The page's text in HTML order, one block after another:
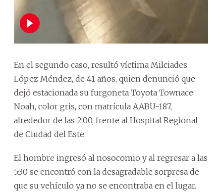
En el segundo caso, resultó víctima Milciades
López Méndez, de 41 años, quien denunció que
dejó estacionada su furgoneta Toyota Townace
Noah, color gris, con matrícula AABU-187,
alrededor de las 2:00, frente al Hospital Regional
de Ciudad del Este.
El hombre ingresó al nosocomio y al regresar a las
5:30 se encontró con la desagradable sorpresa de
que su vehículo ya no se encontraba en el lugar.